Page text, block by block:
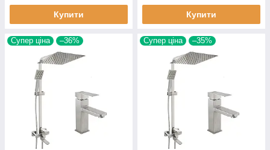
Купити Купити
Супер ціна –36% Супер ціна –35%